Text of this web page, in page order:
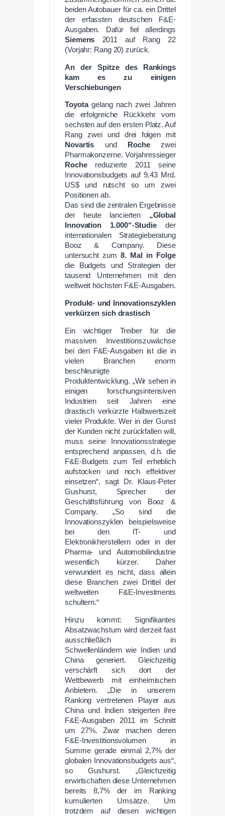
beiden Autobauer für ca. ein Drittel
der erfassten deutschen F&E-
Ausgaben. Dafür fiel allerdings
Siemens 2011 auf Rang 22
(Vorjahr: Rang 20) zurück.
An der Spitze des Rankings
kam es zu einigen
Verschiebungen
Toyotagelang nach zwei Jahren
die erfolgreiche Rückkehr vom
sechsten auf den ersten Platz. Auf
Rang zwei und drei folgen mit
Novartis und Rochezwei
Pharmakonzerne. Vorjahressieger
Rochereduzierte 2011 seine
Innovationsbudgets auf 9,43 Mrd.
US$ und rutscht so um zwei
Positionen ab.
Das sind die zentralen Ergebnisse
der heute lancierten „Global
Innovation 1.000“-Studie der
internationalen Strategieberatung
Booz & Company. Diese
untersucht zum8. Mal in Folge
die Budgets und Strategien der
tausend Unternehmen mit den
weltweit höchsten F&E-Ausgaben.
Produkt- und Innovationszyklen
verkürzen sich drastisch
Ein wichtiger Treiber für die
massiven Investitionszuwächse
bei den F&E-Ausgaben ist die in
vielen Branchen enorm
beschleunigte
Produktentwicklung. „Wir sehen in
einigen forschungsintensiven
Industrien seit Jahren eine
drastisch verkürzte Halbwertszeit
vieler Produkte. Wer in der Gunst
der Kunden nicht zurückfallen will,
muss seine Innovationsstrategie
entsprechend anpassen, d.h. die
F&E-Budgets zum Teil erheblich
aufstocken und noch effektiver
einsetzen“, sagt Dr. Klaus-Peter
Gushurst, Sprecher der
Geschäftsführung von Booz &
Company. „So sind die
Innovationszyklen beispielsweise
bei den IT- und
Elektronikherstellern oder in der
Pharma- und Automobilindustrie
wesentlich kürzer. Daher
verwundert es nicht, dass allein
diese Branchen zwei Drittel der
weltweiten F&E-Investments
schultern.“
Hinzu kommt: Signifikantes
Absatzwachstum wird derzeit fast
ausschließlich in
Schwellenländern wie Indien und
China generiert. Gleichzeitig
verschärft sich dort der
Wettbewerb mit einheimischen
Anbietern. „Die in unserem
Ranking vertretenen Player aus
China und Indien steigerten ihre
F&E-Ausgaben 2011 im Schnitt
um 27%. Zwar machen deren
F&E-Investitionsvolumen in
Summe gerade einmal 2,7% der
globalen Innovationsbudgets aus“,
so Gushurst. „Gleichzeitig
erwirtschaften diese Unternehmen
bereits 8,7% der im Ranking
kumulierten Umsätze. Um
trotzdem auf diesen wichtigen